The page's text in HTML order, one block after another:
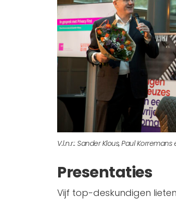
V.l.n.r.: Sander Klous, Paul
Presentaties
Vijf top-deskundigen